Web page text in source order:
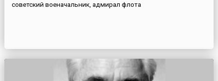
советский военачальник, адмирал флота